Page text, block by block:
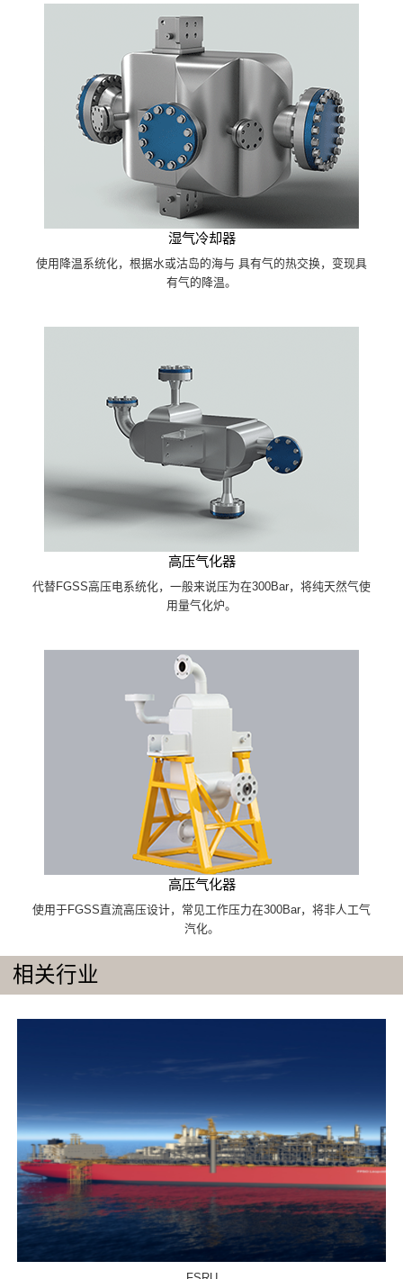
湿气冷却器
使用降温系统化，根据水或沽岛的海与 具有气的热交换，变现具
有气的降温。
高压气化器
代替FGSS高压电系统化，一般来说压为在300Bar，将纯天然气使
用量气化炉。
高压气化器
使用于FGSS直流高压设计，常见工作压力在300Bar，将非人工气
汽化。
相关行业